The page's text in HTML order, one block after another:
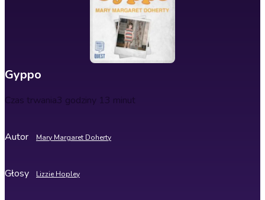
Gyppo
Czas trwania3 godziny 13 minut
Autor Mary Margaret Doherty
Głosy Lizzie Hopley